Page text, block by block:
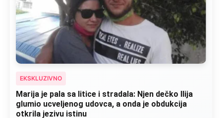
EKSKLUZIVNO
Kad se Marin suprug razbolio ona ga kupala,
pelene mu mijenjala: Jedno jutro je poslao po
čokoladu..